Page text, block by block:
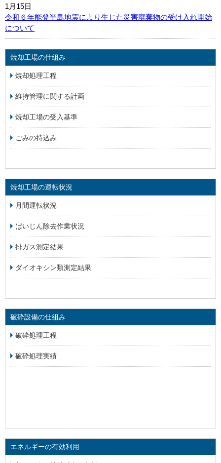
1月15日
令和６年能登半島地震により生じた災害廃棄物の受け入れ開始
について
焼却工場の仕組み
焼却処理工程
維持管理に関する計画
焼却工場の受入基準
ごみの持込み
焼却工場の運転状況
月間運転状況
ばいじん除去作業状況
排ガス測定結果
ダイオキシン類測定結果
破砕設備の仕組み
破砕処理工程
破砕処理実績
エネルギーの有効利用